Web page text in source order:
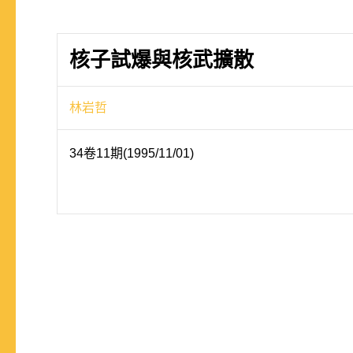
核子試爆與核武擴散
林岩哲
34卷11期(1995/11/01)